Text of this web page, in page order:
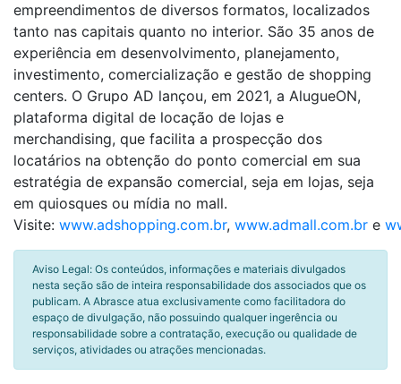
empreendimentos de diversos formatos, localizados
tanto nas capitais quanto no interior. São 35 anos de
experiência em desenvolvimento, planejamento,
investimento, comercialização e gestão de shopping
centers. O Grupo AD lançou, em 2021, a AlugueON,
plataforma digital de locação de lojas e
merchandising, que facilita a prospecção dos
locatários na obtenção do ponto comercial em sua
estratégia de expansão comercial, seja em lojas, seja
em quiosques ou mídia no mall.
Visite: www.adshopping.com.br, www.admall.com.br e
Aviso Legal: Os conteúdos, informações e materiais divulgados
nesta seção são de inteira responsabilidade dos associados que os
publicam. A Abrasce atua exclusivamente como facilitadora do
espaço de divulgação, não possuindo qualquer ingerência ou
responsabilidade sobre a contratação, execução ou qualidade de
serviços, atividades ou atrações mencionadas.